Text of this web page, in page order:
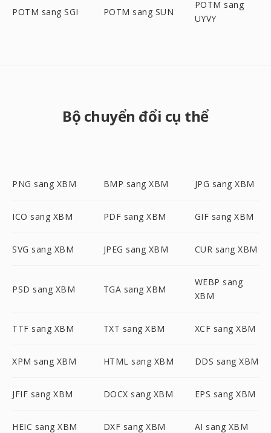
POTM sang SGI POTM sang SUN
POTM sang
UYVY
Bộ chuyển đổi cụ thể
PNG sang XBM BMP sang XBM JPG sang XBM
ICO sang XBM PDF sang XBM GIF sang XBM
SVG sang XBM JPEG sang XBM CUR sang XBM
PSD sang XBM TGA sang XBM
WEBP sang
XBM
TTF sang XBM TXT sang XBM XCF sang XBM
XPM sang XBM HTML sang XBM DDS sang XBM
JFIF sang XBM DOCX sang XBM EPS sang XBM
HEIC sang XBM DXF sang XBM AI sang XBM